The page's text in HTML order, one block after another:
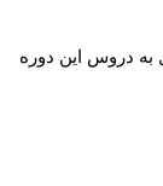
دروس این دوره